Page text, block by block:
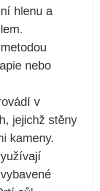
hlenu a
nebo
v
jejichž stěny
kameny.